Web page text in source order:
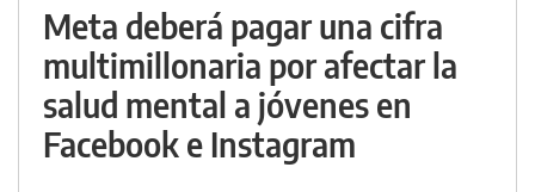
Meta deberá pagar una cifra
multimillonaria por afectar la
salud mental a jóvenes en
Facebook e Instagram